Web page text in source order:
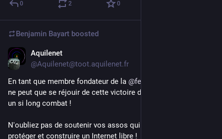
0 2 0
Benjamin Bayart boosted
Aquilenet
@Aquilenet@toot.aquilenet.fr
En tant que membre fondateur de la @federationfdn
ne peut que se réjouir de cette victoire dûrement acquise par
un si long combat !
N'oubliez pas de soutenir vos assos qui œuvrent pour
protéger et construire un Internet libre !